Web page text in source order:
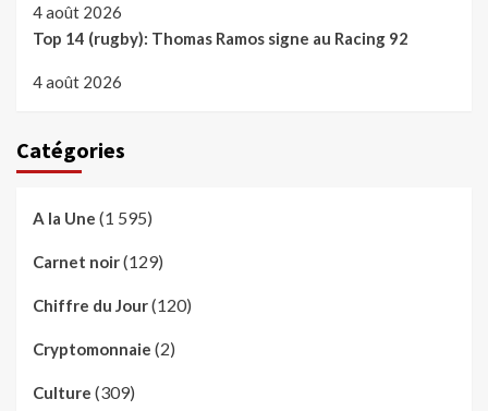
4 août 2026
Top 14 (rugby): Thomas Ramos signe au Racing 92
4 août 2026
Catégories
A la Une (1 595)
Carnet noir(129)
Chiffre du Jour(120)
Cryptomonnaie (2)
Culture (309)